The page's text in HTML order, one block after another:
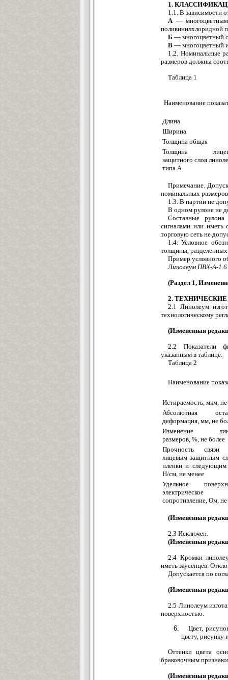
1.
1.1. В зависимости
А— многоцветным
поливинилхлоридной
Б — многоцветный с
В — многоцветный
1.2. Номинальные
размеров должны
Таблица 1
Наименование
Длина
Ширина
Толщина общая
Толщина
защитного слоя
типа А
Примечание.
номинальных
1.3. В партии не
В одном рулоне не
Составные
сигналами или иметь
торговую сеть не
1.4. Условное
толщины, разделенных
Пример условного
Линолеум ПВХ-А-
(Раздел 1,
2.
2.1 Линолеум
технологическому
(Измененная
2.2 Показатели
указанным в таблице.
Таблица 2
Наименование
Истираемость, мкм, не
Абсолютная
деформация, мм, не
Изменение
размеров, %, не более
Прочность связи
лицевым защитным
пленки и следующим
Н/см, не менее
Удельное
электрическое
сопротивление, Ом, не
(Измененная
2.3 Исключен.
(Измененная
2.4 Кромки
иметь заусенцев.
Допускается по
(Измененная
2.5 Линолеум
поверхностью.
Цвет,
цвету, рисунку
Оттенки цвета
браковочным
(Измененная